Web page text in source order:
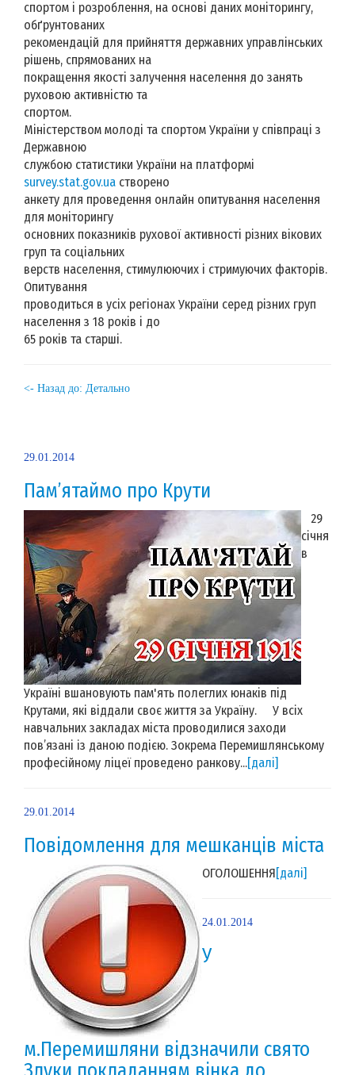
спортом і розроблення, на основі даних моніторингу,
обґрунтованих
рекомендацій для прийняття державних управлінських
рішень, спрямованих на
покращення якості залучення населення до занять
руховою активністю та
спортом.
Міністерством молоді та спортом України у співпраці з
Державною
службою статистики України на платформі
survey.stat.gov.ua створено
анкету для проведення онлайн опитування населення
для моніторингу
основних показників рухової активності різних вікових
груп та соціальних
верств населення, стимулюючих і стримуючих факторів.
Опитування
проводиться в усіх регіонах України серед різних груп
населення з 18 років і до
65 років та старші.
<- Назад до: Детально
29.01.2014
Пам’ятаймо про Крути
29
січня
в
Україні вшановують пам'ять полеглих юнаків під
Крутами, які віддали своє життя за Україну. У всіх
навчальних закладах міста проводилися заходи
пов’язані із даною подією. Зокрема Перемишлянському
професійному ліцеї проведено ранкову...[далі]
29.01.2014
Повідомлення для мешканців міста
ОГОЛОШЕННЯ[далі]
24.01.2014
У
м.Перемишляни відзначили свято